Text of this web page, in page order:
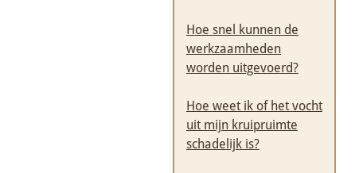
Hoe snel kunnen de
werkzaamheden
worden uitgevoerd?
Hoe weet ik of het vocht
uit mijn kruipruimte
schadelijk is?